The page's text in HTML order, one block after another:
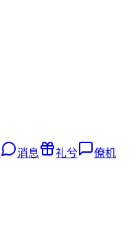
消息 礼兮 僚机